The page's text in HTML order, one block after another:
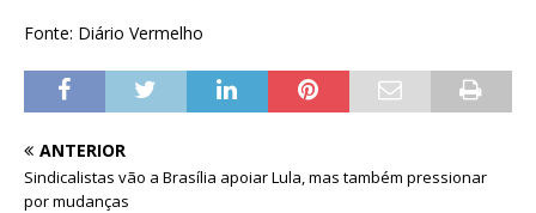
Fonte: Diário Vermelho
ANTERIOR
Sindicalistas vão a Brasília apoiar Lula, mas também pressionar
por mudanças